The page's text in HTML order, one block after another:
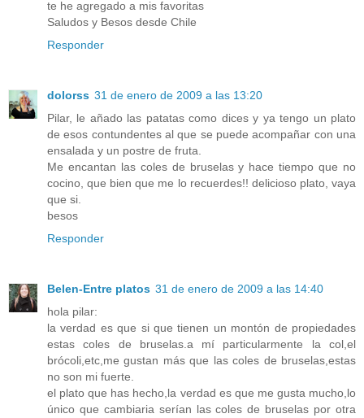
te he agregado a mis favoritas
Saludos y Besos desde Chile
Responder
dolorss 31 de enero de 2009 a las 13:20
Pilar, le añado las patatas como dices y ya tengo un plato
de esos contundentes al que se puede acompañar con una
ensalada y un postre de fruta.
Me encantan las coles de bruselas y hace tiempo que no
cocino, que bien que me lo recuerdes!! delicioso plato, vaya
que si.
besos
Responder
Belen-Entre platos 31 de enero de 2009 a las 14:40
hola pilar:
la verdad es que si que tienen un montón de propiedades
estas coles de bruselas.a mí particularmente la col,el
brócoli,etc,me gustan más que las coles de bruselas,estas
no son mi fuerte.
el plato que has hecho,la verdad es que me gusta mucho,lo
único que cambiaria serían las coles de bruselas por otra